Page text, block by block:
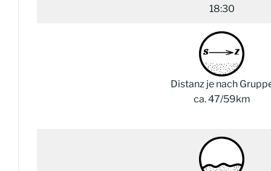
18:30
Distanz je nach
ca. 47/59km